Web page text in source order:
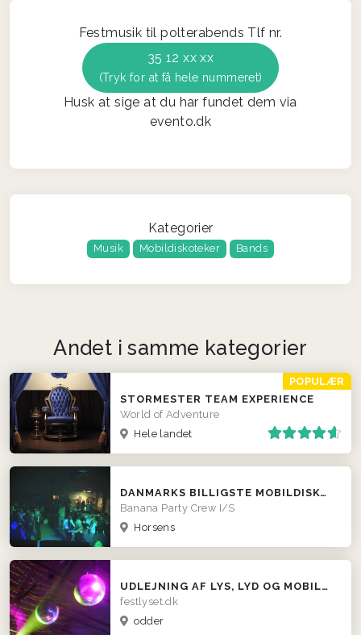
Festmusik til polterabends Tlf nr.
35 12 xx xx
(Tryk for at få hele nummeret)
Husk at sige at du har fundet dem via
evento.dk
Kategorier
Musik Mobildiskoteker Bands
Andet i samme kategorier
POPULÆR
STORMESTER TEAM EXPERIENCE
World of Adventure
Hele landet
DANMARKS BILLIGSTE MOBILDISKOTEK!
Banana Party Crew I/S
Horsens
UDLEJNING AF LYS, LYD OG MOBILDISKOTEK. FESTLYSET.DK
festlyset.dk
odder